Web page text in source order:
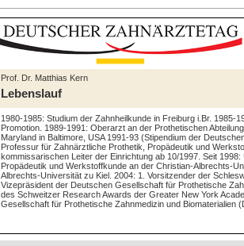
Prof. Dr. Matthias Kern
Lebenslauf
1980-1985: Studium der Zahnheilkunde in Freiburg i.Br. 1985-
Promotion. 1989-1991: Oberarzt an der Prothetischen
Maryland in Baltimore, USA 1991-93 (Stipendium der
Professur für Zahnärztliche Prothetik, Propädeutik und
kommissarischen Leiter der Einrichtung ab 10/1997. Seit
Propädeutik und Werkstoffkunde an der Christian-Albrechts-
Albrechts-Universität zu Kiel. 2004: 1. Vorsitzender der
Vizepräsident der Deutschen Gesellschaft für Prothetische
des Schweitzer Research Awards der Greater New York
Gesellschaft für Prothetische Zahnmedizin und Biomaterialien